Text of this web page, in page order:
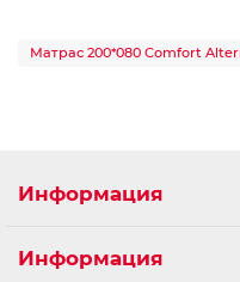
Матрас 200*080 Comfort
Информация
Информация